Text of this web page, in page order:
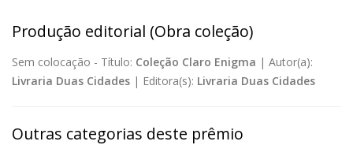
Produção editorial (Obra coleção)
Sem colocação - Título: Coleção Claro Enigma | Autor(a):
Livraria Duas Cidades | Editora(s): Livraria Duas Cidades
Outras categorias deste prêmio